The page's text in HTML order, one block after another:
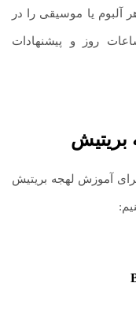
آلبوم یا موسیقی را در
روز و پیشنهادات
بریتیش
آموزش لهجه بریتیش